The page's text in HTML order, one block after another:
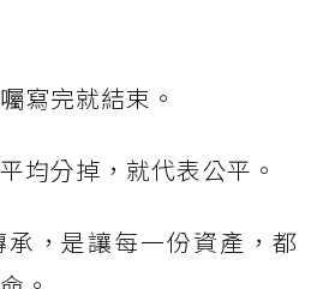
寫完就結束。
均分掉，就代表公平。
，是讓每一份資產，都